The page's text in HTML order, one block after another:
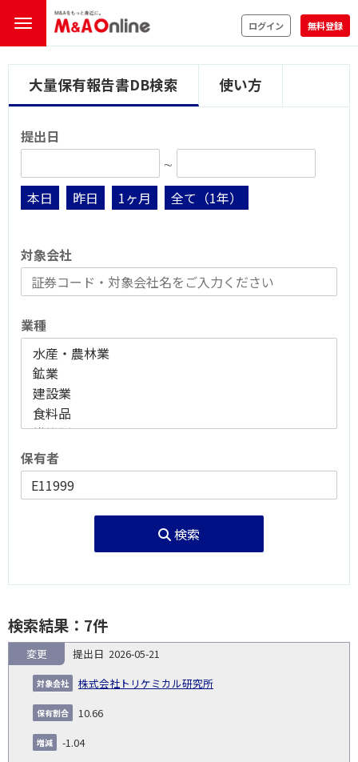
ログイン 無料登録
大量保有報告書DB検索 使い方
提出日
∼
本日
昨日 1ヶ月 全て（1年）
対象会社
業種
保有者
検索
検索結果：7件
NO.
告
義
務
発
生
日
提
日
証券
対
2026-05-21
株式会社トリケミカル研究所
変更
10.66
-1.04